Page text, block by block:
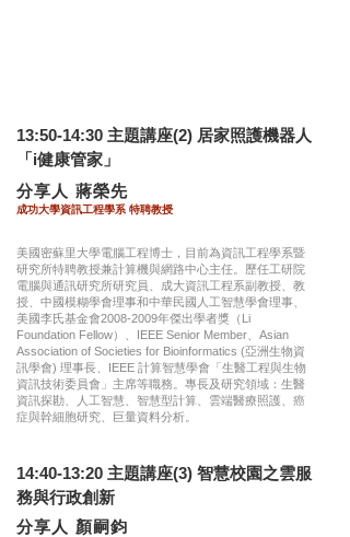
13:50-14:30 主題講座(2) 居家照護機器人
「i健康管家」
​分享人 蔣榮先
成功大學資訊工程學系 特聘教授
美國密蘇里大學電腦工程博士，目前為資訊工程學系暨
研究所特聘教授兼計算機與網路中心主任。歷任工研院
電腦與通訊研究所研究員、成大資訊工程系副教授、教
授、中國模糊學會理事和中華民國人工智慧學會理事、
美國李氏基金會2008-2009年傑出學者獎（Li
Foundation Fellow）、IEEE Senior Member、Asian
Association of Societies for Bioinformatics (亞洲生物資
訊學會) 理事長、IEEE 計算智慧學會「生醫工程與生物
資訊技術委員會」主席等職務。專長及研究領域：生醫
資訊探勘、人工智慧、智慧型計算、雲端醫療照護、癌
症與幹細胞研究、巨量資料分析。
14:40-13:20 主題講座(3) 智慧校園之雲服
務與行政創新
​分享人 顏嗣鈞